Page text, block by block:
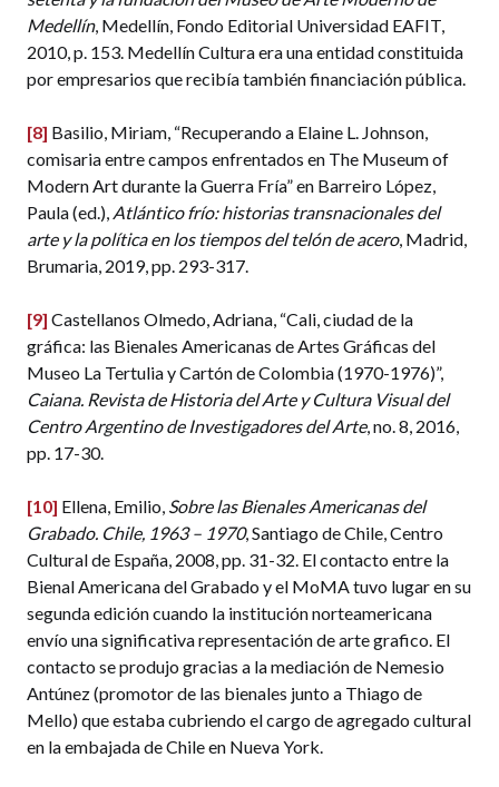
Medellín, Medellín, Fondo Editorial Universidad EAFIT,
2010, p. 153. Medellín Cultura era una entidad constituida
por empresarios que recibía también financiación pública.
[8] Basilio, Miriam, “Recuperando a Elaine L. Johnson,
comisaria entre campos enfrentados en The Museum of
Modern Art durante la Guerra Fría” en Barreiro López,
Paula (ed.), Atlántico frío: historias transnacionales del
arte y la política en los tiempos del telón de acero, Madrid,
Brumaria, 2019, pp. 293-317.
[9] Castellanos Olmedo, Adriana, “Cali, ciudad de la
gráfica: las Bienales Americanas de Artes Gráficas del
Museo La Tertulia y Cartón de Colombia (1970-1976)”,
Caiana. Revista de Historia del Arte y Cultura Visual del
Centro Argentino de Investigadores del Arte, no. 8, 2016,
pp. 17-30.
[10] Ellena, Emilio, Sobre las Bienales Americanas del
Grabado. Chile, 1963 – 1970, Santiago de Chile, Centro
Cultural de España, 2008, pp. 31-32. El contacto entre la
Bienal Americana del Grabado y el MoMA tuvo lugar en su
segunda edición cuando la institución norteamericana
envío una significativa representación de arte grafico. El
contacto se produjo gracias a la mediación de Nemesio
Antúnez (promotor de las bienales junto a Thiago de
Mello) que estaba cubriendo el cargo de agregado cultural
en la embajada de Chile en Nueva York.